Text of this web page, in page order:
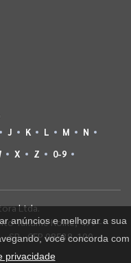
J K L M
N
X Z 0-9
Ltda.
Takume Koike, 499 -
SP - CEP 08538-100
anúncios e melhorar a sua
você concorda com
privacidade